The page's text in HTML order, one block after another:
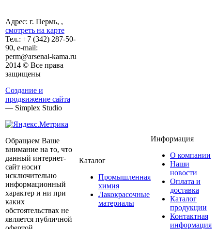
Адрес: г. Пермь, ,
смотреть на карте
Тел.: +7 (342) 287-50-
90, e-mail:
perm@arsenal-kama.ru
2014 © Все права
защищены
Создание и
продвижение сайта
— Simplex Studio
Обращаем Ваше
внимание на то, что
данный интернет-
сайт носит
исключительно
информационный
характер и ни при
каких
обстоятельствах не
является публичной
Каталог
Промышленная
химия
Лакокрасочные
материалы
Информация
О компании
Наши
новости
Оплата и
доставка
Каталог
продукции
Контактная
информация